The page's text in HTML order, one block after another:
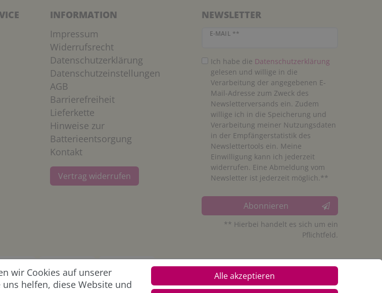
INFORMATION
Impressum
Widerrufsrecht
Datenschutzerklärung
Datenschutzeinstellungen
AGB
Barrierefreiheit
Lieferkette
Hinweise zur
Batterieentsorgung
Kontakt
Vertrag widerrufen
NEWSLETTER
E-MAIL **
Newsletter Honig
Ich habe die Daten­schutz­erklärung
gelesen und willige in die
Verarbeitung der angegebenen E-
Mail-Adresse zum Zweck des
Newsletterversands ein. Zudem
willige ich in die Speicherung und
Verarbeitung meiner Nutzungsdaten
in der Empfängerstatistik des
Newslettertools ein. Meine
Einwilligung kann ich jederzeit
widerrufen. Eine Abmeldung vom
Newsletter ist jederzeit möglich.**
Abonnieren
** Hierbei handelt es sich um ein
Pflichtfeld.
wir Cookies auf unserer
helfen, diese Website und
Alle akzeptieren